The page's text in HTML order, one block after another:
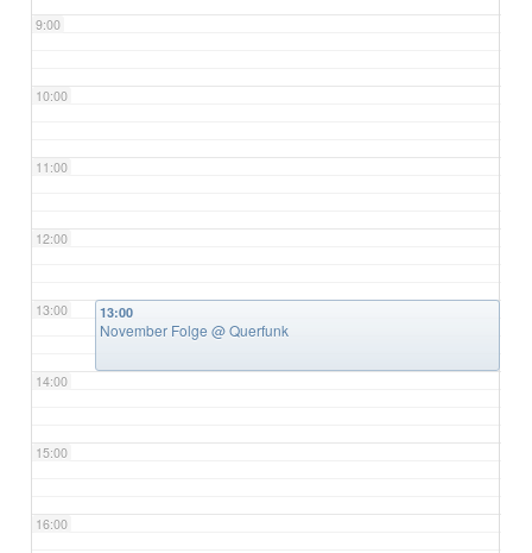
9:00
10:00
11:00
12:00
13:00
14:00
15:00
16:00
13:00
November Folge@ Querfunk